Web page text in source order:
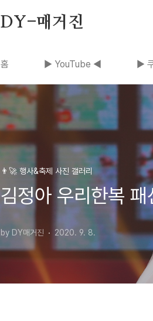
DY-매거진
홈 ▶ YouTube ◀ ▶
👨‍🚀 행사&축제 사진 갤러리
김정아 우리한복
by DY매거진 2020. 9. 8.